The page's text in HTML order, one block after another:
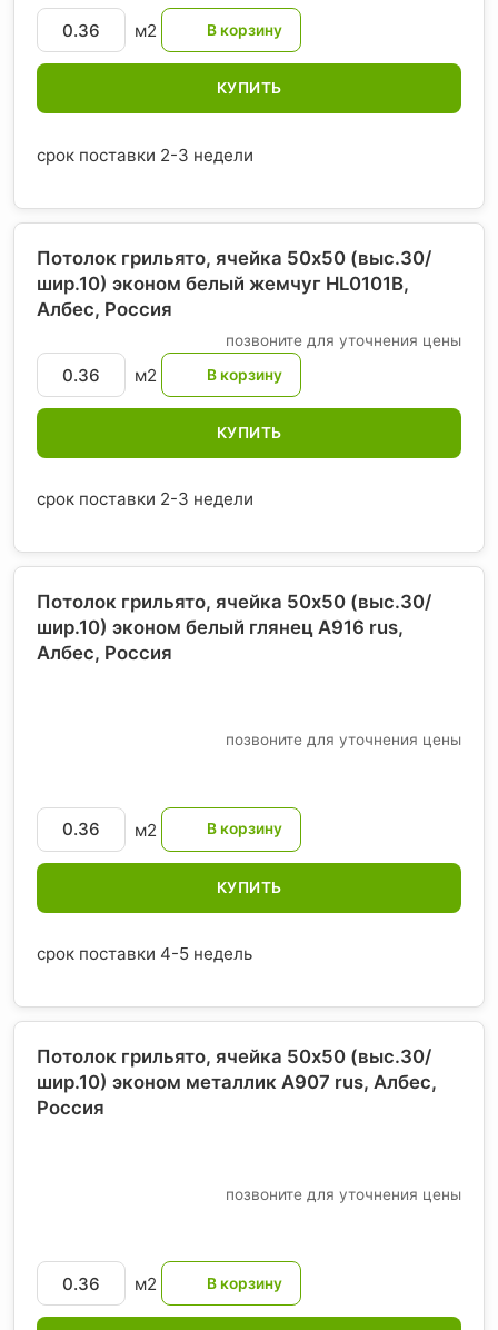
м2
КУПИТЬ
срок поставки 2-3 недели
Потолок грильято, ячейка 50х50 (выс.30/
шир.10) эконом белый жемчуг HL0101B,
Албес, Россия
позвоните для уточнения цены
м2
КУПИТЬ
срок поставки 2-3 недели
Потолок грильято, ячейка 50х50 (выс.30/
шир.10) эконом белый глянец А916 rus,
Албес, Россия
позвоните для уточнения цены
м2
КУПИТЬ
срок поставки 4-5 недель
Потолок грильято, ячейка 50х50 (выс.30/
шир.10) эконом металлик А907 rus, Албес,
Россия
позвоните для уточнения цены
м2